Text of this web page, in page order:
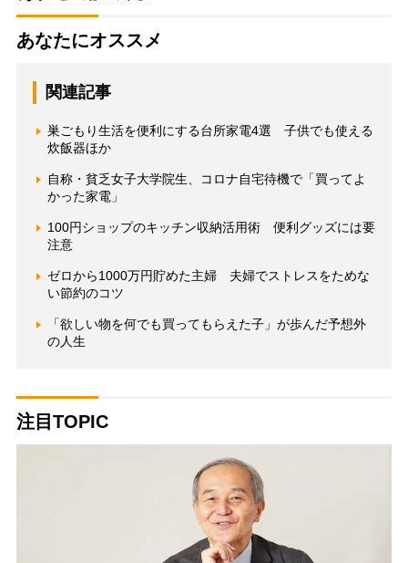
あなたにオススメ
関連記事
巣ごもり生活を便利にする台所家電4選 子供でも使える
炊飯器ほか
自称・貧乏女子大学院生、コロナ自宅待機で「買ってよ
かった家電」
100円ショップのキッチン収納活用術 便利グッズには要
注意
ゼロから1000万円貯めた主婦 夫婦でストレスをためな
い節約のコツ
「欲しい物を何でも買ってもらえた子」が歩んだ予想外
の人生
注目TOPIC